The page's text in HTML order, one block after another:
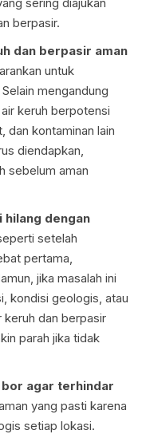
berpasir.
dan berpasir aman
untuk
mengandung
keruh berpotensi
dan kontaminan lain
diendapkan,
sebelum aman
hilang dengan
setelah
pertama,
jika masalah ini
kondisi geologis, atau
keruh dan berpasir
parah jika tidak
bor agar terhindar
yang pasti karena
setiap lokasi.